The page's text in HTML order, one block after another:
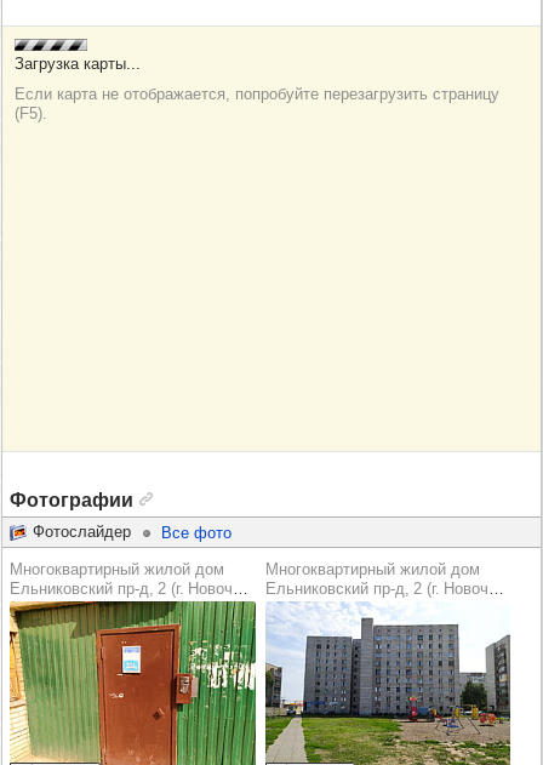
Фотографии
Фотослайдер
Все фото
Многоквартирный жилой дом
Ельниковский пр‑д, 2 (г. Новочебоксарск)
Многоквартирный жилой дом
Ельниковский пр‑д, 2 (г. Новочебоксарск)